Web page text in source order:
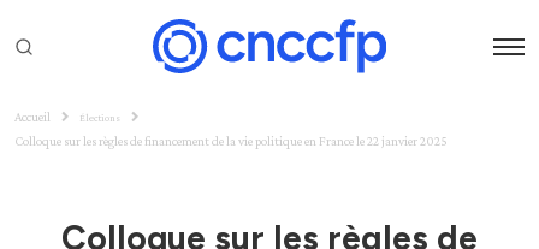
Accueil Élections
Colloque sur les règles de financement de la vie politique en France le 22 janvier 2025
Colloque sur les règles de